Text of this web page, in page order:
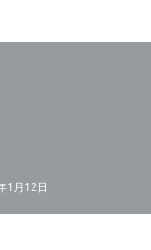
1月12日